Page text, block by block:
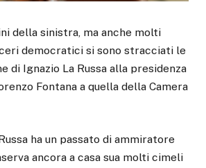
della sinistra, ma anche molti
democratici si sono stracciati le
di Ignazio La Russa alla presidenza
Fontana a quella della Camera
ha un passato di ammiratore
ancora a casa sua molti cimeli